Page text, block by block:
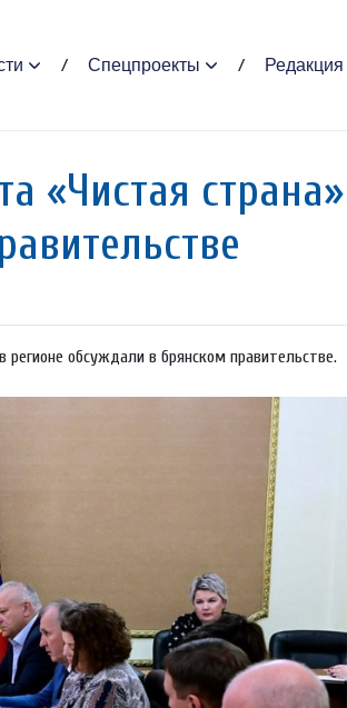
Спецпроекты Редакция
«Чистая страна»
регионе обсуждали в брянском правительстве.